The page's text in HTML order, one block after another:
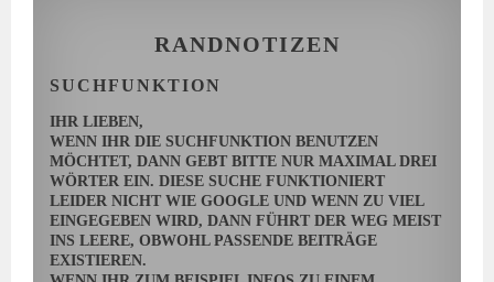
RANDNOTIZEN
SUCHFUNKTION
IHR LIEBEN,
WENN IHR DIE SUCHFUNKTION BENUTZEN
MÖCHTET, DANN GEBT BITTE NUR MAXIMAL DREI
WÖRTER EIN. DIESE SUCHE FUNKTIONIERT
LEIDER NICHT WIE GOOGLE UND WENN ZU VIEL
EINGEGEBEN WIRD, DANN FÜHRT DER WEG MEIST
INS LEERE, OBWOHL PASSENDE BEITRÄGE
EXISTIEREN.